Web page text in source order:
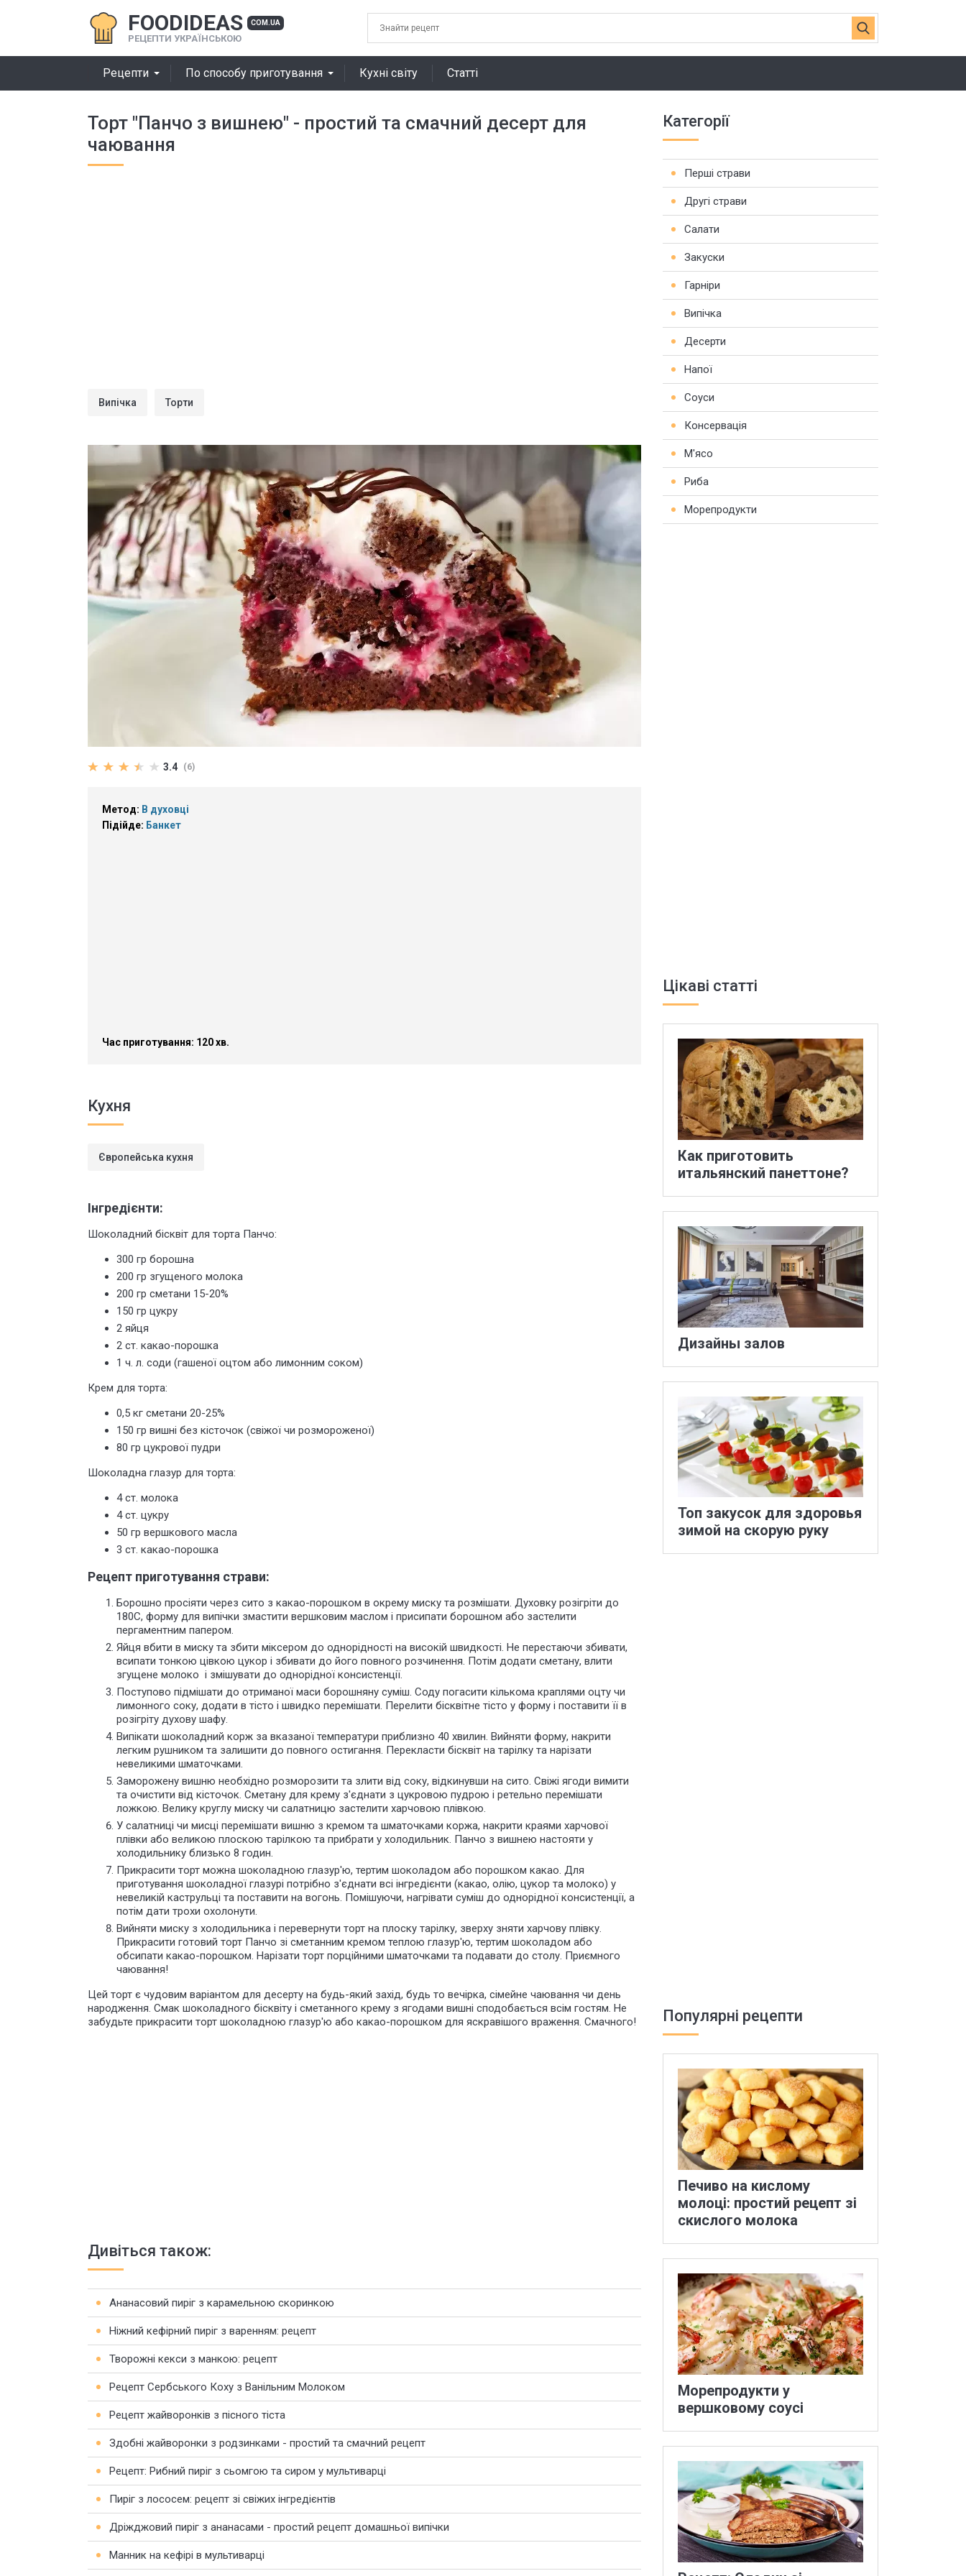
FOODIDEAS COM.UA
РЕЦЕПТИ УКРАЇНСЬКОЮ
Рецепти По способу приготування Кухні світу Статті
Торт "Панчо з вишнею" - простий та смачний десерт для
чаювання
Випічка Торти
3.4 (6)
Метод: В духовці
Підійде: Банкет
Час приготування: 120 хв.
Кухня
Європейська кухня
Інгредієнти:
Шоколадний бісквіт для торта Панчо:
300 гр борошна
200 гр згущеного молока
200 гр сметани 15-20%
150 гр цукру
2 яйця
2 ст. какао-порошка
1 ч. л. соди (гашеної оцтом або лимонним соком)
Крем для торта:
0,5 кг сметани 20-25%
150 гр вишні без кісточок (свіжої чи розмороженої)
80 гр цукрової пудри
Шоколадна глазур для торта:
4 ст. молока
4 ст. цукру
50 гр вершкового масла
3 ст. какао-порошка
Рецепт приготування страви:
Борошно просіяти через сито з какао-порошком в окрему миску та розмішати. Духовку розігріти до
180С, форму для випічки змастити вершковим маслом і присипати борошном або застелити
пергаментним папером.
Яйця вбити в миску та збити міксером до однорідності на високій швидкості. Не перестаючи збивати,
всипати тонкою цівкою цукор і збивати до його повного розчинення. Потім додати сметану, влити
згущене молоко і змішувати до однорідної консистенції.
Поступово підмішати до отриманої маси борошняну суміш. Соду погасити кількома краплями оцту чи
лимонного соку, додати в тісто і швидко перемішати. Перелити бісквітне тісто у форму і поставити її в
розігріту духову шафу.
Випікати шоколадний корж за вказаної температури приблизно 40 хвилин. Вийняти форму, накрити
легким рушником та залишити до повного остигання. Перекласти бісквіт на тарілку та нарізати
невеликими шматочками.
Заморожену вишню необхідно розморозити та злити від соку, відкинувши на сито. Свіжі ягоди вимити
та очистити від кісточок. Сметану для крему з'єднати з цукровою пудрою і ретельно перемішати
ложкою. Велику круглу миску чи салатницю застелити харчовою плівкою.
У салатниці чи мисці перемішати вишню з кремом та шматочками коржа, накрити краями харчової
плівки або великою плоскою тарілкою та прибрати у холодильник. Панчо з вишнею настояти у
холодильнику близько 8 годин.
Прикрасити торт можна шоколадною глазур'ю, тертим шоколадом або порошком какао. Для
приготування шоколадної глазурі потрібно з'єднати всі інгредієнти (какао, олію, цукор та молоко) у
невеликій каструльці та поставити на вогонь. Помішуючи, нагрівати суміш до однорідної консистенції, а
потім дати трохи охолонути.
Вийняти миску з холодильника і перевернути торт на плоску тарілку, зверху зняти харчову плівку.
Прикрасити готовий торт Панчо зі сметанним кремом теплою глазур'ю, тертим шоколадом або
обсипати какао-порошком. Нарізати торт порційними шматочками та подавати до столу. Приємного
чаювання!
Цей торт є чудовим варіантом для десерту на будь-який захід, будь то вечірка, сімейне чаювання чи день
народження. Смак шоколадного бісквіту і сметанного крему з ягодами вишні сподобається всім гостям. Не
забудьте прикрасити торт шоколадною глазур'ю або какао-порошком для яскравішого враження. Смачного!
Дивіться також:
Ананасовий пиріг з карамельною скоринкою
Ніжний кефірний пиріг з варенням: рецепт
Творожні кекси з манкою: рецепт
Рецепт Сербського Коху з Ванільним Молоком
Рецепт жайворонків з пісного тіста
Здобні жайворонки з родзинками - простий та смачний рецепт
Рецепт: Рибний пиріг з сьомгою та сиром у мультиварці
Пиріг з лососем: рецепт зі свіжих інгредієнтів
Дріжджовий пиріг з ананасами - простий рецепт домашньої випічки
Манник на кефірі в мультиварці
Категорії
Перші страви
Другі страви
Салати
Закуски
Гарніри
Випічка
Десерти
Напої
Соуси
Консервація
М'ясо
Риба
Морепродукти
Цікаві статті
Как приготовить
итальянский панеттоне?
Дизайны залов
Топ закусок для здоровья
зимой на скорую руку
Популярні рецепти
Печиво на кислому
молоці: простий рецепт зі
скислого молока
Морепродукти у
вершковому соусі